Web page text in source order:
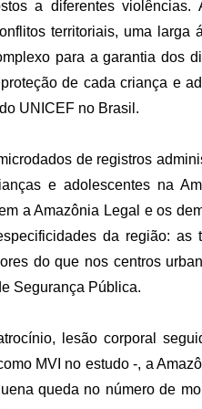
a diferentes violências.
territoriais, uma larga
para a garantia dos
de cada criança e
UNICEF no Brasil.
de registros
e adolescentes na
a Amazônia Legal e os
da região: as
do que nos centros
Segurança Pública.
lesão corporal
MVI no estudo -, a
queda no número de